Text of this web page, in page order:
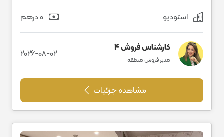
استودیو
کارشناس فروش 4
مدیر فروش منطقه
2026-08-02
مشاهده جزئیات